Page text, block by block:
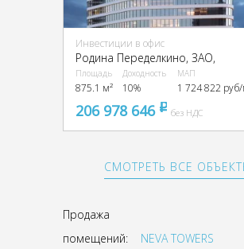
Инвестиции в офис
Родина Переделкино, ЗАО,
Площадь
875.1 м²
Доходность
10%
МАП
1 724 822
206 978 646 pуббез НДС
СМОТРЕТЬ ВСЕ
Продажа
помещений:
NEVA TOWERS